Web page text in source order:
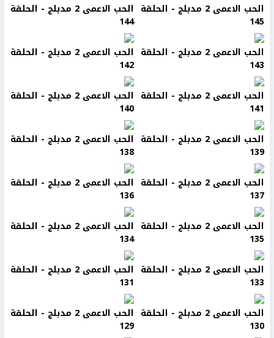
الحب الاعمى 2 مدبلج - الحلقة
145
الحب الاعمى 2 مدبلج - الحلقة
144
الحب الاعمى 2 مدبلج - الحلقة
143
الحب الاعمى 2 مدبلج - الحلقة
142
الحب الاعمى 2 مدبلج - الحلقة
141
الحب الاعمى 2 مدبلج - الحلقة
140
الحب الاعمى 2 مدبلج - الحلقة
139
الحب الاعمى 2 مدبلج - الحلقة
138
الحب الاعمى 2 مدبلج - الحلقة
137
الحب الاعمى 2 مدبلج - الحلقة
136
الحب الاعمى 2 مدبلج - الحلقة
135
الحب الاعمى 2 مدبلج - الحلقة
134
الحب الاعمى 2 مدبلج - الحلقة
133
الحب الاعمى 2 مدبلج - الحلقة
131
الحب الاعمى 2 مدبلج - الحلقة
130
الحب الاعمى 2 مدبلج - الحلقة
129